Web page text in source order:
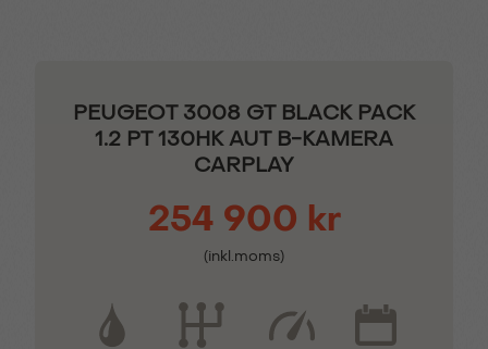
Komplett ifylld
servicebok
Multifunktions
touchscreen
Mörktonade bakrutor Parkeringssensor bak
PEUGEOT 3008 GT BLACK PACK
1.2 PT 130HK AUT B-KAMERA
CARPLAY
254 900 kr
(inkl.moms)